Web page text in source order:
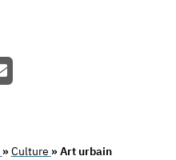
»Culture » Art urbain